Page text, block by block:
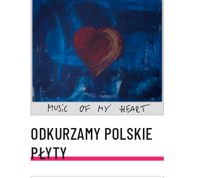
ODKURZAMY POLSKIE
PŁYTY